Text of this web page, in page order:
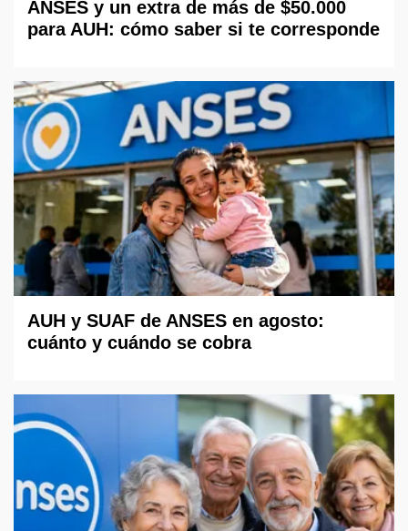
ANSES y un extra de más de $50.000
para AUH: cómo saber si te corresponde
AUH y SUAF de ANSES en agosto:
cuánto y cuándo se cobra